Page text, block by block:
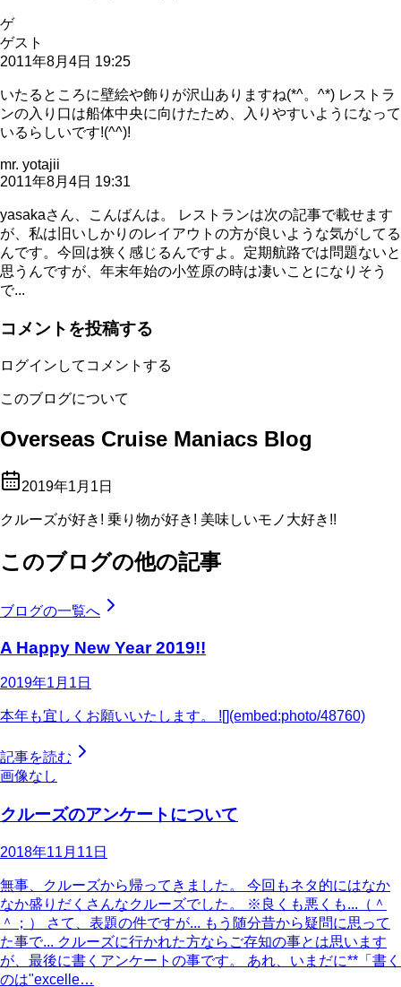
ゲ
ゲスト
2011年8月4日 19:25
いたるところに壁絵や飾りが沢山ありますね(*^。^*) レストラ
ンの入り口は船体中央に向けたため、入りやすいようになって
いるらしいです!(^^)!
mr. yotajii
2011年8月4日 19:31
yasakaさん、こんばんは。 レストランは次の記事で載せます
が、私は旧いしかりのレイアウトの方が良いような気がしてる
んです。今回は狭く感じるんですよ。定期航路では問題ないと
思うんですが、年末年始の小笠原の時は凄いことになりそう
で...
コメントを投稿する
ログインしてコメントする
このブログについて
Overseas Cruise Maniacs Blog
2019年1月1日
クルーズが好き! 乗り物が好き! 美味しいモノ大好き!!
このブログの他の記事
ブログの一覧へ
A Happy New Year 2019!!
2019年1月1日
本年も宜しくお願いいたします。 ![](embed:photo/48760)
記事を読む
画像なし
クルーズのアンケートについて
2018年11月11日
無事、クルーズから帰ってきました。 今回もネタ的にはなか
なか盛りだくさんなクルーズでした。 ※良くも悪くも...（＾
＾；） さて、表題の件ですが... もう随分昔から疑問に思って
た事で... クルーズに行かれた方ならご存知の事とは思います
が、最後に書くアンケートの事です。 あれ、いまだに**「書く
のは"excelle…